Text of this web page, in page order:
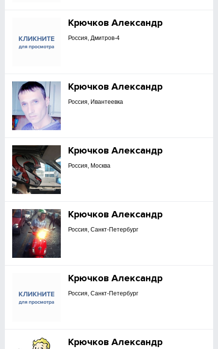
Крючков Александр
Россия, Дмитров-4
Крючков Александр
Россия, Ивантеевка
Крючков Александр
Россия, Москва
Крючков Александр
Россия, Санкт-Петербург
Крючков Александр
Россия, Санкт-Петербург
Крючков Александр